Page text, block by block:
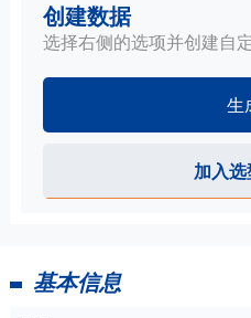
详情+
深度 ：
材质：
尺寸：
最大载重
创建数据
选择右侧的选项并创建自
生
加入
基本信息